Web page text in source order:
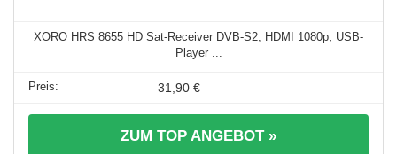
XORO HRS 8655 HD Sat-Receiver DVB-S2, HDMI 1080p, USB-
Player ...
31,90 €
ZUM TOP ANGEBOT »